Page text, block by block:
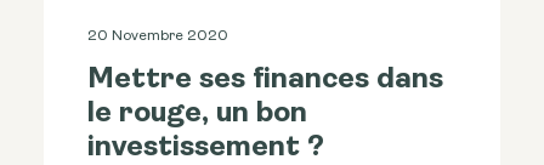
20 Novembre 2020
Mettre ses finances dans
le rouge, un bon
investissement ?